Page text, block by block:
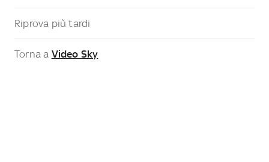
Riprova più tardi
Torna a Video Sky